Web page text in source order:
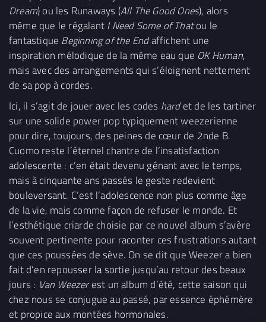
Dream) ou les Runaways (All The Good Ones), alors
même que le régalant I Need Some of Thatou le
fantastique Beginning of the Endaffichent une
inspiration mélodique de la même eau que OK Human,
mais avec des arrangements qui s’éloignent nettement
de sa pop à cordes.
Ici, il s’agit de jouer avec les codes hardet de les tartiner
sur une solide power pop typiquement weezerienne
pour dire, toujours, des peines de cœur de 2nde B.
Cuomo reste l’éternel chantre de l’insatisfaction
adolescente : c’en était devenu gênant avec le temps,
mais à cinquante ans passés le geste redevient
bouleversant. C’est l’adolescence non plus comme âge
de la vie, mais comme façon de refuser le monde. Et
l’esthétique criarde choisie par ce nouvel album s’avère
souvent pertinente pour raconter ces frustrations autant
que ces poussées de sève. On se dit que Weezer a bien
fait d’en repousser la sortie jusqu’au retour des beaux
jours : Van Weezerest un album d’été, cette saison qui
chez nous se conjugue au passé, par essence éphémère
et propice aux montées hormonales.